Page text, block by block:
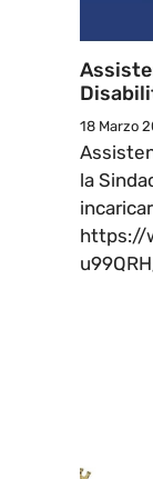
18 Marzo
la
https://